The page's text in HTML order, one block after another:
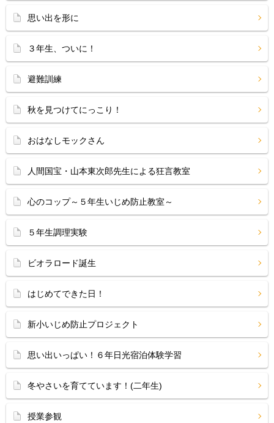
思い出を形に
３年生、ついに！
避難訓練
秋を見つけてにっこり！
おはなしモックさん
人間国宝・山本東次郎先生による狂言教室
心のコップ～５年生いじめ防止教室～
５年生調理実験
ビオラロード誕生
はじめてできた日！
新小いじめ防止プロジェクト
思い出いっぱい！６年日光宿泊体験学習
冬やさいを育てています！(二年生)
授業参観